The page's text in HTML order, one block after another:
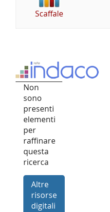
Scaffale
Non
sono
presenti
elementi
per
raffinare
questa
ricerca
Altre
risorse
digitali